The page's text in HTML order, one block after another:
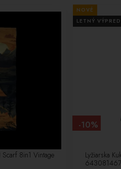
8in1 Vintage
NOVÉ
LETNÝ
Lyžiarska
643081467
-10%